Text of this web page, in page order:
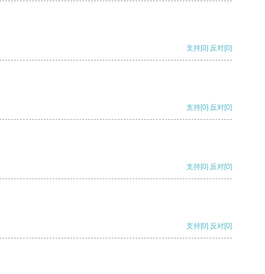
支持[0] 反对[0]
支持[0] 反对[0]
支持[0] 反对[0]
支持[0] 反对[0]